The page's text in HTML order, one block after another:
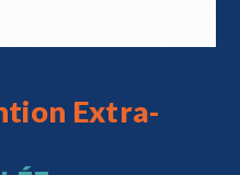
Extra-